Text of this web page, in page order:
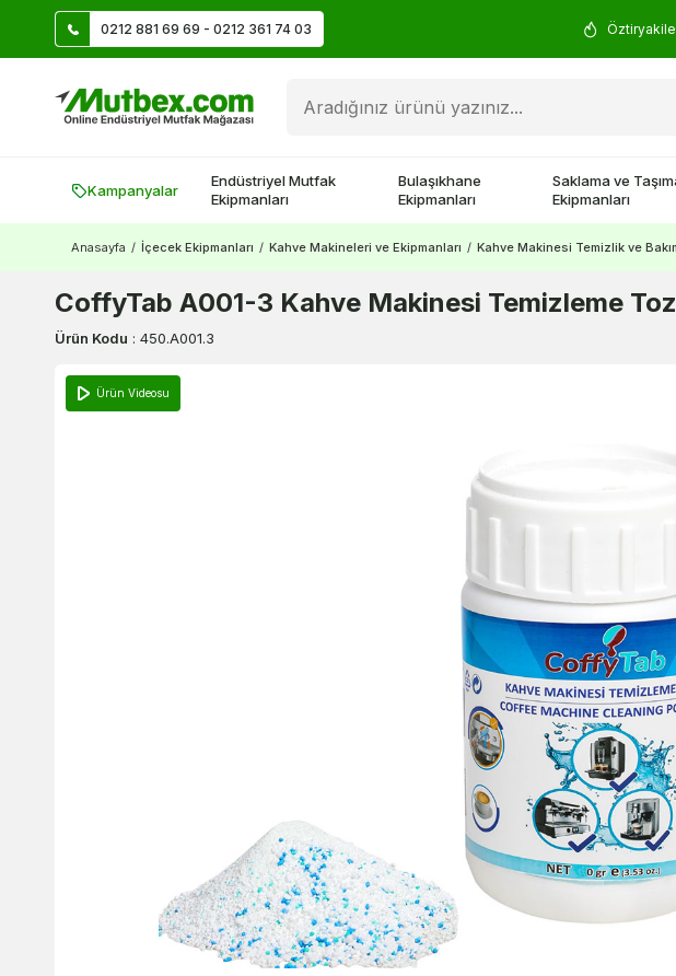
0212 881 69 69 - 0212 361 74 03
Öztiryakiler Ürünlerinde Vade Farksız 9 Taksit
Kampanyalar
Endüstriyel Mutfak
Ekipmanları
Bulaşıkhane
Ekipmanları
Saklama ve
Ekipmanları
Anasayfa / İçecek Ekipmanları / Kahve Makineleri ve Ekipmanları / Kahve Makinesi Temizlik ve
CoffyTab A001-3 Kahve Makinesi Temizleme
Ürün Kodu : 450.A001.3
Ürün Videosu